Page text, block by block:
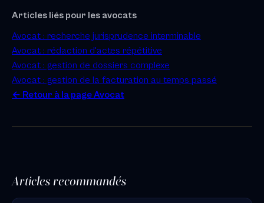
Articles liés pour les avocats
Avocat : recherche jurisprudence interminable
Avocat : rédaction d'actes répétitive
Avocat : gestion de dossiers complexe
Avocat : gestion de la facturation au temps passé
← Retour à la page Avocat
Articles recommandés